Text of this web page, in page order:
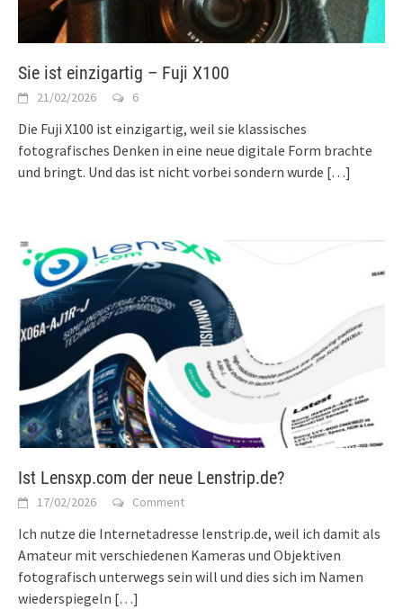
Sie ist einzigartig – Fuji X100
21/02/2026 6
Die Fuji X100 ist einzigartig, weil sie klassisches
fotografisches Denken in eine neue digitale Form brachte
und bringt. Und das ist nicht vorbei sondern wurde […]
Ist Lensxp.com der neue Lenstrip.de?
17/02/2026 Comment
Ich nutze die Internetadresse lenstrip.de, weil ich damit als
Amateur mit verschiedenen Kameras und Objektiven
fotografisch unterwegs sein will und dies sich im Namen
wiederspiegeln […]